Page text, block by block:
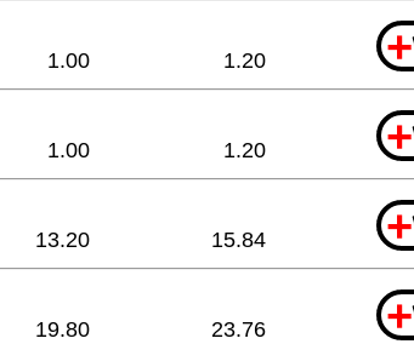
+
1.00 1.20
+
1.00 1.20
+
13.20 15.84
+
19.80 23.76